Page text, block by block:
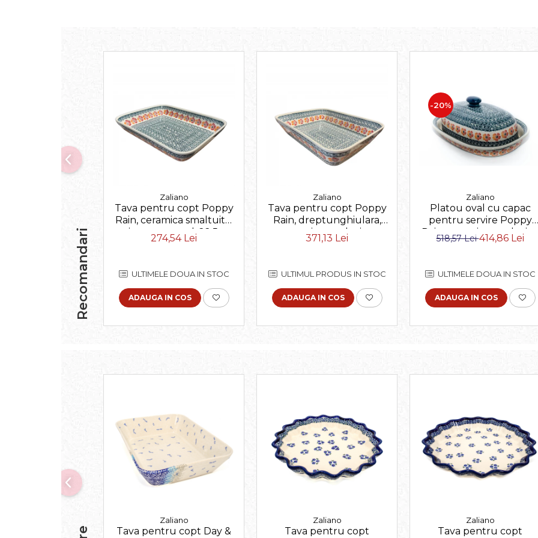
Recomandari
Zaliano
Tava pentru copt Poppy
Rain, ceramica smaltuita,
pictata manual, 22,5 x
29,5 cm, volum 1,7 L
274,54 Lei
ULTIMELE DOUA IN STOC
ADAUGA IN COS
Zaliano
Tava pentru copt Poppy
Rain, dreptunghiulara,
ceramica smaltuita,
pictata manual, 27,5 x
371,13 Lei
ULTIMUL PRODUS IN STOC
ADAUGA IN COS
-20%
Zaliano
Platou oval cu capac
pentru servire Poppy
Rain, ceramica smaltuita,
pictat manual, 13,5 x 39,5
518,57 Lei414,86 Lei
ULTIMELE DOUA IN STOC
ADAUGA IN COS
Zaliano
Tava pentru copt Day &
Zaliano
Tava pentru copt
Zaliano
Tava pentru copt